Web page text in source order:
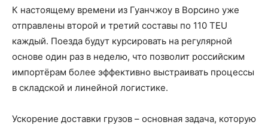
К настоящему времени из Гуанчжоу в Ворсино уже
отправлены второй и третий составы по 110 TEU
каждый. Поезда будут курсировать на регулярной
основе один раз в неделю, что позволит российским
импортёрам более эффективно выстраивать процессы
в складской и линейной логистике.
Ускорение доставки грузов – основная задача, которую